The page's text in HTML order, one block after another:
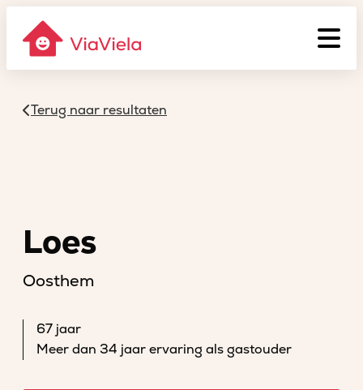
Terug naar resultaten
Loes
Oosthem
67 jaar
Meer dan 34 jaar ervaring als gastouder